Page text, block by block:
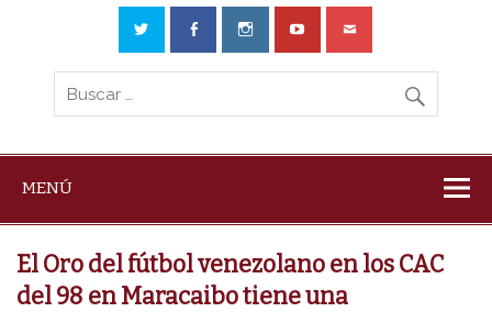
MENÚ
El Oro del fútbol venezolano en los CAC
del 98 en Maracaibo tiene una